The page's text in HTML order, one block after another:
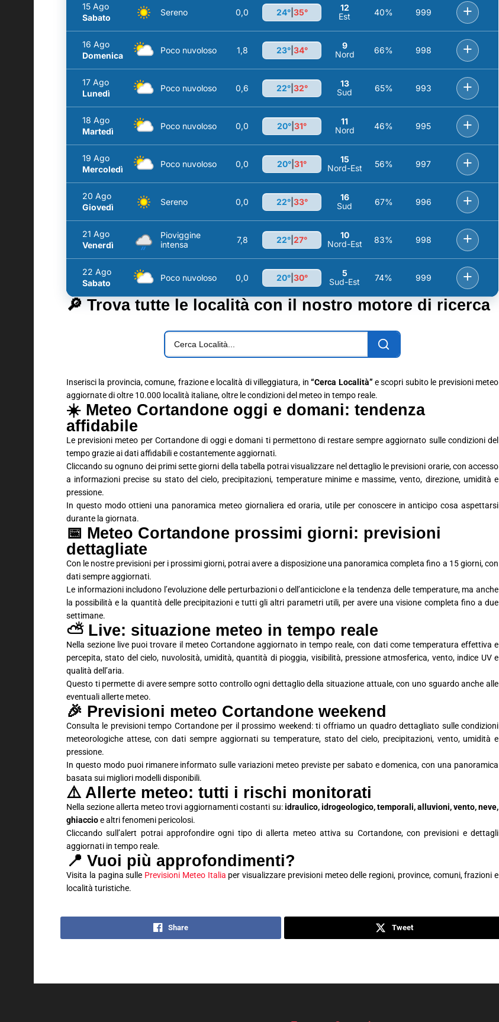
15 Ago
Sabato
Sereno 0,0 24°| 35°
12
Est
40% 999 +
16 Ago
Domenica
Poco nuvoloso 1,8 23°| 34°
9
Nord
66% 998 +
17 Ago
Lunedì
Poco nuvoloso 0,6 22°| 32°
13
Sud
65% 993 +
18 Ago
Martedì
Poco nuvoloso 0,0 20° 31°
11
Nord
46% 995 +
19 Ago
Mercoledì
Poco nuvoloso 0,0 20° 31°
15
Nord-Est
56% 997 +
20 Ago
Giovedì
Sereno 0,0 22°| 33°
16
Sud
67% 996 +
21 Ago
Venerdì
Pioviggine
intensa
7,8 22° 27°
10
Nord-Est
83% 998 +
22 Ago
Sabato
Poco nuvoloso 0,0 20°| 30°
5
Sud-Est
74% 999 +
🔎 Trova tutte le località con il nostro motore di ricerca
Inserisci la provincia, comune, frazione e località di villeggiatura, in“Cerca Località” e scopri subito le previsioni meteo
aggiornate di oltre 10.000 località italiane, oltre le condizioni del meteo in tempo reale.
☀️ Meteo Cortandone oggi e domani: tendenza
affidabile
Le previsioni meteo per Cortandone di oggi e domani ti permettono di restare sempre aggiornato sulle condizioni del
tempo grazie ai dati affidabili e costantemente aggiornati.
Cliccando su ognuno dei primi sette giorni della tabella potrai visualizzare nel dettaglio le previsioni orarie, con accesso
a informazioni precise su stato del cielo, precipitazioni, temperature minime e massime, vento, direzione, umidità e
pressione.
In questo modo ottieni una panoramica meteo giornaliera ed oraria, utile per conoscere in anticipo cosa aspettarsi
durante la giornata.
📅 Meteo Cortandone prossimi giorni: previsioni
dettagliate
Con le nostre previsioni per i prossimi giorni, potrai avere a disposizione una panoramica completa fino a 15 giorni, con
dati sempre aggiornati.
Le informazioni includono l’evoluzione delle perturbazioni o dell’anticiclone e la tendenza delle temperature, ma anche
la possibilità e la quantità delle precipitazioni e tutti gli altri parametri utili, per avere una visione completa fino a due
settimane.
⛅ Live: situazione meteo in tempo reale
Nella sezione live puoi trovare il meteo Cortandone aggiornato in tempo reale, con dati come temperatura effettiva e
percepita, stato del cielo, nuvolosità, umidità, quantità di pioggia, visibilità, pressione atmosferica, vento, indice UV e
qualità dell’aria.
Questo ti permette di avere sempre sotto controllo ogni dettaglio della situazione attuale, con uno sguardo anche alle
eventuali allerte meteo.
🎉 Previsioni meteo Cortandone weekend
Consulta le previsioni tempo Cortandone per il prossimo weekend: ti offriamo un quadro dettagliato sulle condizioni
meteorologiche attese, con dati sempre aggiornati su temperature, stato del cielo, precipitazioni, vento, umidità e
pressione.
In questo modo puoi rimanere informato sulle variazioni meteo previste per sabato e domenica, con una panoramica
basata sui migliori modelli disponibili.
⚠️ Allerte meteo: tutti i rischi monitorati
Nella sezione allerta meteo trovi aggiornamenti costanti su:idraulico, idrogeologico, temporali, alluvioni, vento, neve,
ghiaccioe altri fenomeni pericolosi.
Cliccando sull’alert potrai approfondire ogni tipo di allerta meteo attiva su Cortandone, con previsioni e dettagli
aggiornati in tempo reale.
📍 Vuoi più approfondimenti?
Visita la pagina sulle Previsioni Meteo Italia per visualizzare previsioni meteo delle regioni, province, comuni, frazioni e
località turistiche.
Share Tweet